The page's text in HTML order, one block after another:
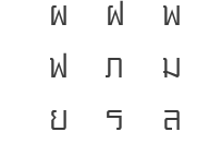
ผ
ฝ
พ
ฟ
ภ
ม
ย
ร
ล